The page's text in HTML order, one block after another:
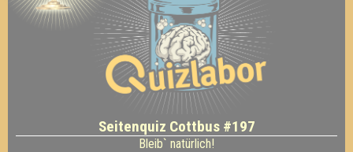
Seitenquiz Cottbus #197
Bleib` natürlich!